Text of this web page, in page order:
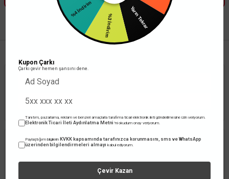
Test ve Ölçü Aletleri Pensampermetreler
Stoktakiler
Yarın Tekrar
%4 İndirim
Kupon Çarkı
Çarkı çevir hemen şansını dene.
Tanıtım, pazarlama, reklam ve benzeri amaçlarla tarafıma ticari elektronik ileti gönderilmesine izin veriyorum.
Elektronik Ticari İleti Aydınlatma Metni 'ni okudum onay veriyorum.
Paylaştığım bilgilerin KVKK kapsamında tarafınızca korunmasını, sms ve WhatsApp
üzerinden bilgilendirmeleri almayı kabul ediyorum.
Çevir Kazan